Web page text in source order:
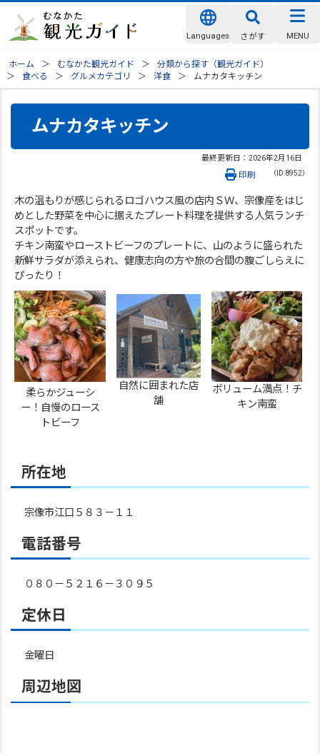
Languages さがす MENU
ホーム むなかた観光ガイド
分類から探す（観光ガイド）
食べる
グルメカテゴリ 洋食 ムナカタキッチン
ムナカタキッチン
最終更新日： 2026年2月16日
（ID:8952）
印刷
木の温もりが感じられるロゴハウス風の店内ＳＷ、宗像産をはじ
めとした野菜を中心に据えたプレート料理を提供する人気ランチ
スポットです。
チキン南蛮やローストビーフのプレートに、山のように盛られた
新鮮サラダが添えられ、健康志向の方や旅の合間の腹ごしらえに
ぴったり！
柔らかジューシ
ー！自慢のロース
トビーフ
自然に囲まれた店
舗
ボリューム満点！チ
キン南蛮
所在地
宗像市江口５８３－１１
電話番号
０８０－５２１６－３０９５
定休日
金曜日
周辺地図